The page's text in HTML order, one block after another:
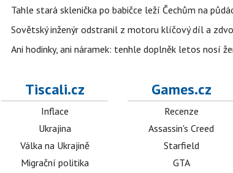
Tahle stará sklenička po babičce leží Čechům na
Sovětský inženýr odstranil z motoru klíčový díl a
Ani hodinky, ani náramek: tenhle doplněk letos nosí
Tiscali.cz
Inflace
Ukrajina
Válka na Ukrajině
Migrační politika
Games.cz
Recenze
Assassin's Creed
Starfield
GTA